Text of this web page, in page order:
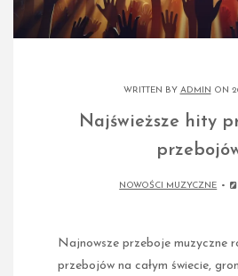
WRITTEN BY ADMIN ON
Najświeższe hity
NOWOŚCI MUZYCZNE
Najnowsze przeboje muzyczne
przebojów na całym świecie,